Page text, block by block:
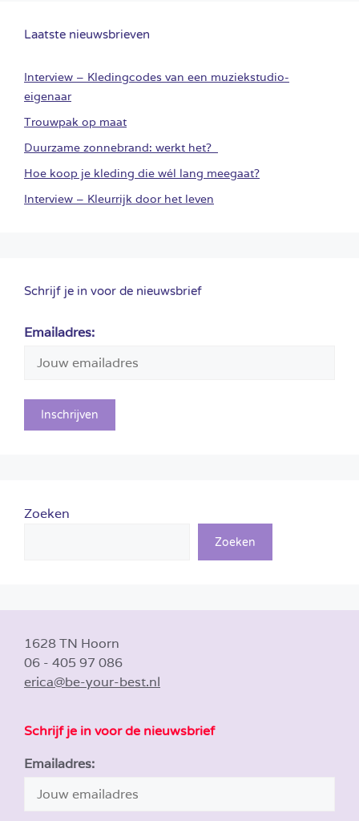
Laatste nieuwsbrieven
Interview – Kledingcodes van een muziekstudio-
eigenaar
Trouwpak op maat
Duurzame zonnebrand: werkt het?
Hoe koop je kleding die wél lang meegaat?
Interview – Kleurrijk door het leven
Schrijf je in voor de nieuwsbrief
Emailadres:
Zoeken
Zoeken
1628 TN Hoorn
06 - 405 97 086
erica@be-your-best.nl
Schrijf je in voor de nieuwsbrief
Emailadres: